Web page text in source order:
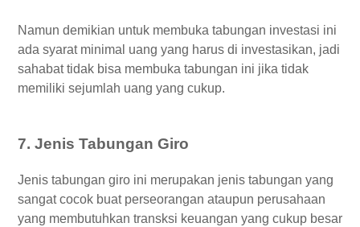
Namun demikian untuk membuka tabungan investasi ini
ada syarat minimal uang yang harus di investasikan, jadi
sahabat tidak bisa membuka tabungan ini jika tidak
memiliki sejumlah uang yang cukup.
7. Jenis Tabungan Giro
Jenis tabungan giro ini merupakan jenis tabungan yang
sangat cocok buat perseorangan ataupun perusahaan
yang membutuhkan transksi keuangan yang cukup besar